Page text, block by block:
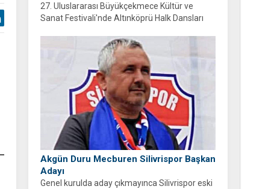
27. Uluslararası Büyükçekmece Kültür ve
Sanat Festivali'nde Altınköprü Halk Dansları
Akgün Duru Mecburen Silivrispor Başkan
Adayı
Genel kurulda aday çıkmayınca Silivrispor eski